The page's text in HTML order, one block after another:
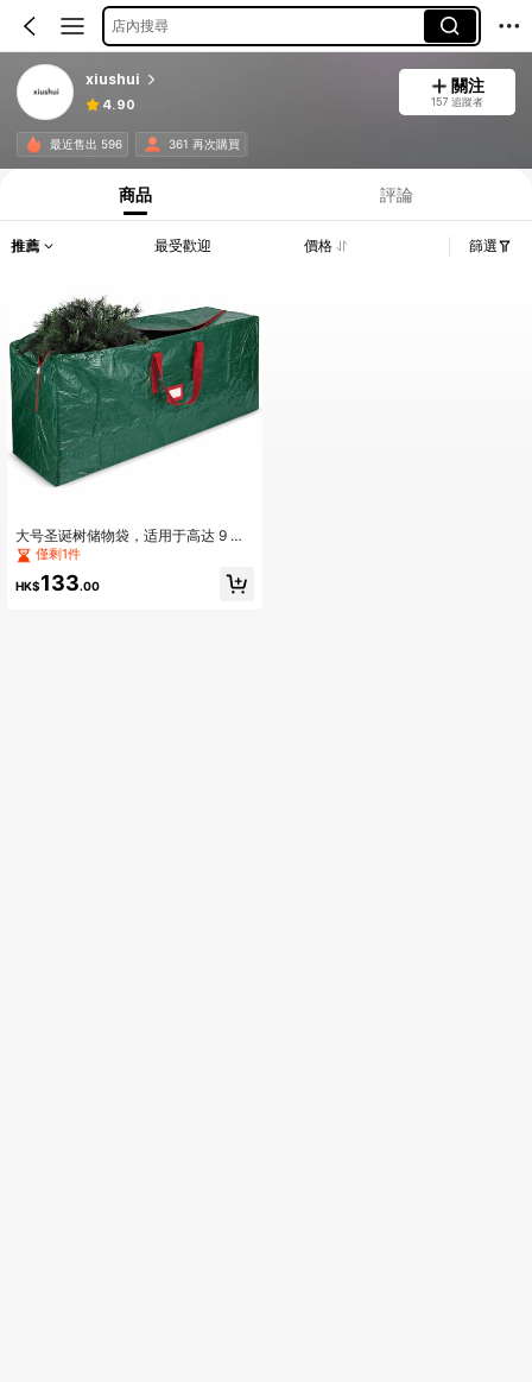
店內搜尋
xiushui
4.90
關注
157 追蹤者
最近售出 596 361 再次購買
商品 評論
推薦 最受歡迎 價格 篩選
大号圣诞树储物袋，适用于高达 9 英
尺的可拆卸树木，高 30 英寸 x 宽 15
英寸 x 长 65 英寸，防水、耐用、时尚
双拉链和优质手柄万圣节装饰、圣诞
僅剩1件
HK$133.00